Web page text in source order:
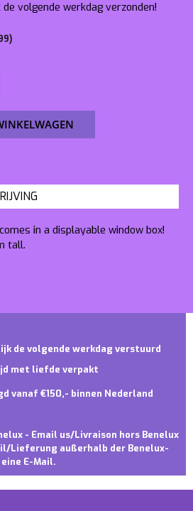
volgende werkdag verzonden!
in a displayable window box!
tall.
de volgende werkdag verstuurd
met liefde verpakt
vanaf €150,- binnen Nederland
- Email us/Livraison hors Benelux
Lieferung außerhalb der Benelux-
E-Mail.